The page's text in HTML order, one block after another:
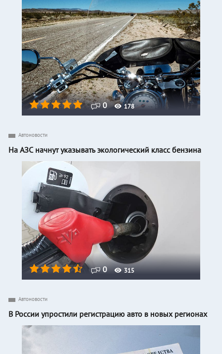
0 178
0 315
Автоновости
На АЗС начнут указывать экологический класс бензина
Автоновости
В России упростили регистрацию авто в новых регионах